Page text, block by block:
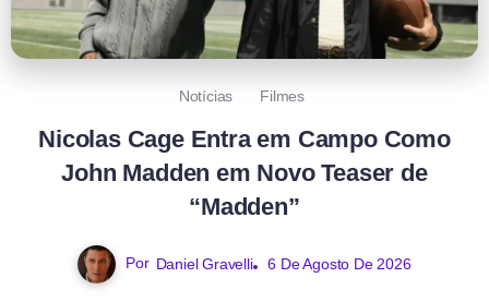
Notícias Filmes
Nicolas Cage Entra em Campo Como
John Madden em Novo Teaser de
“Madden”
Por Daniel Gravelli 6 De Agosto De 2026